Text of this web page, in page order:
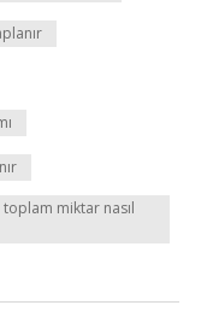
toplam miktar nasıl